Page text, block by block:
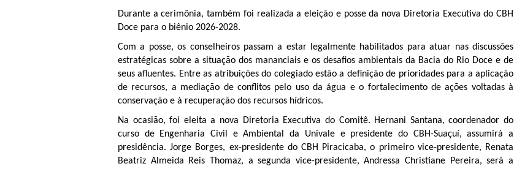
Durante a cerimônia, também foi realizada a eleição e posse da nova Diretoria Executiva do CBH
Doce para o biênio 2026-2028.
Com a posse, os conselheiros passam a estar legalmente habilitados para atuar nas discussões
estratégicas sobre a situação dos mananciais e os desafios ambientais da Bacia do Rio Doce e de
seus afluentes. Entre as atribuições do colegiado estão a definição de prioridades para a aplicação
de recursos, a mediação de conflitos pelo uso da água e o fortalecimento de ações voltadas à
conservação e à recuperação dos recursos hídricos.
Na ocasião, foi eleita a nova Diretoria Executiva do Comitê. Hernani Santana, coordenador do
curso de Engenharia Civil e Ambiental da Univale e presidente do CBH-Suaçuí, assumirá a
presidência. Jorge Borges, ex-presidente do CBH Piracicaba, o primeiro vice-presidente, Renata
Beatriz Almeida Reis Thomaz, a segunda vice-presidente, Andressa Christiane Pereira, será a